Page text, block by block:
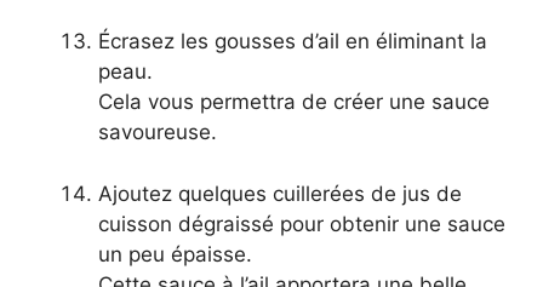
Écrasez les gousses d’ail en éliminant la
peau.
Cela vous permettra de créer une sauce
savoureuse.
Ajoutez quelques cuillerées de jus de
cuisson dégraissé pour obtenir une sauce
un peu épaisse.